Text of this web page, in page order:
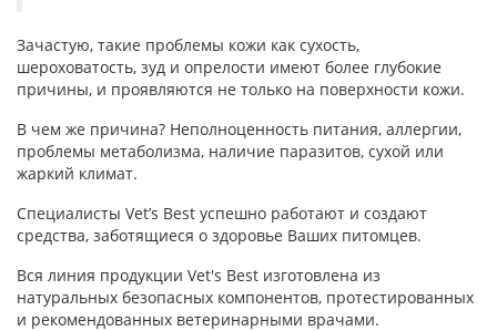
Зачастую, такие проблемы кожи как сухость,
шероховатость, зуд и опрелости имеют более глубокие
причины, и проявляются не только на поверхности кожи.
В чем же причина? Неполноценность питания, аллергии,
проблемы метаболизма, наличие паразитов, сухой или
жаркий климат.
Специалисты Vet’s Best успешно работают и создают
средства, заботящиеся о здоровье Ваших питомцев.
Вся линия продукции Vet's Best изготовлена из
натуральных безопасных компонентов, протестированных
и рекомендованных ветеринарными врачами.